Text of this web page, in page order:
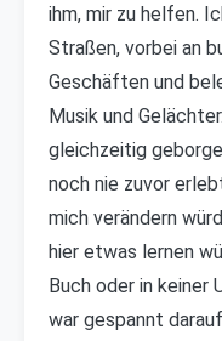
ihm, mir zu helfen.
Straßen, vorbei an
Geschäften und
Musik und
gleichzeitig
noch nie zuvor
mich verändern
hier etwas lernen
Buch oder in keiner
war gespannt